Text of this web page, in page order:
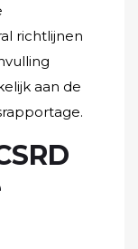
richtlijnen
aan de